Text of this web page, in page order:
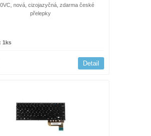
nová, cizojazyčná, zdarma české
přelepky
1ks
Detail